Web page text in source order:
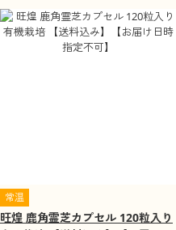
常温
旺煌 鹿角霊芝カプセル 120粒入り